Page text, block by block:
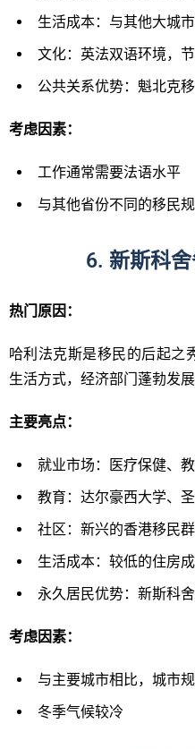
生活成本：与其他大城
文化：英法双语环境，
公共关系优势：魁北克
考虑因素：
工作通常需要法语水平
与其他省份不同的移民规
6. 新斯科
热门原因：
哈利法克斯是移民的后起之
生活方式，经济部门蓬勃发
主要亮点：
就业市场：医疗保健、
教育：达尔豪西大学、
社区：新兴的香港移民
生活成本：较低的住房
永久居民优势：新斯科
考虑因素：
与主要城市相比，城市
冬季气候较冷